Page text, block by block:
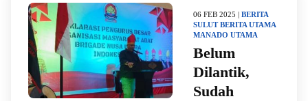
06 FEB 2025 | BERITA
SULUT BERITA UTAMA
MANADO UTAMA
Belum
Dilantik,
Sudah